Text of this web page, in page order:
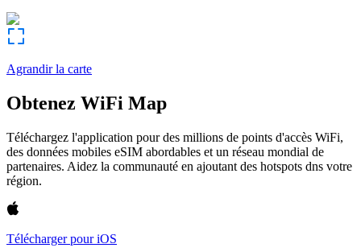
Agrandir la carte
Obtenez WiFi Map
Téléchargez l'application pour des millions de points d'accès WiFi,
des données mobiles eSIM abordables et un réseau mondial de
partenaires. Aidez la communauté en ajoutant des hotspots dns votre
région.
Télécharger pour iOS